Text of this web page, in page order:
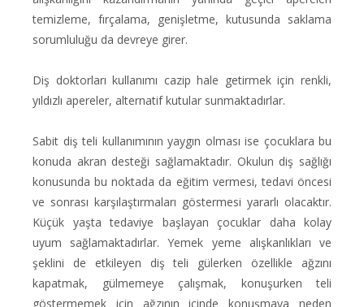
temizleme, fırçalama, genişletme, kutusunda saklama
sorumluluğu da devreye girer.
Diş doktorları kullanımı cazip hale getirmek için renkli,
yıldızlı apereler, alternatif kutular sunmaktadırlar.
Sabit diş teli kullanımının yaygın olması ise çocuklara bu
konuda akran desteği sağlamaktadır. Okulun diş sağlığı
konusunda bu noktada da eğitim vermesi, tedavi öncesi
ve sonrası karşılaştırmaları göstermesi yararlı olacaktır.
Küçük yaşta tedaviye başlayan çocuklar daha kolay
uyum sağlamaktadırlar. Yemek yeme alışkanlıkları ve
şeklini de etkileyen diş teli gülerken özellikle ağzını
kapatmak, gülmemeye çalışmak, konuşurken teli
göstermemek için ağzının içinde konuşmaya neden